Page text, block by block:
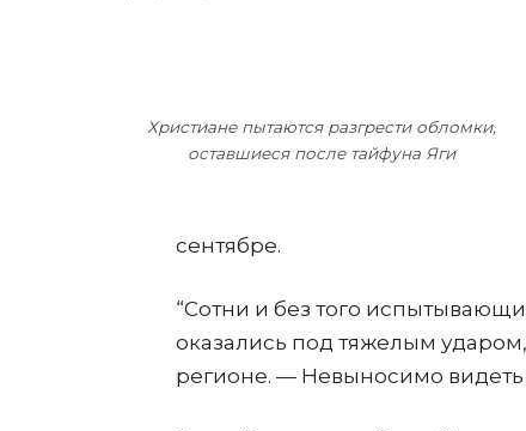
Христиане пытаются разгрести обломки,
оставшиеся после тайфуна Яги
сентябре.
“Сотни и без того
оказались под тяжелым
регионе. — Невыносимо видеть